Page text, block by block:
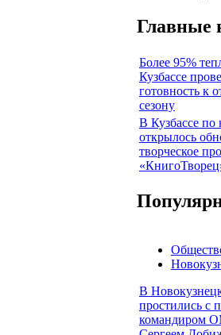
Главные
Более 95%
Кузбассе
готовность к
сезону
В Кузбассе по
открылось
творческое
В
простились с
командиром